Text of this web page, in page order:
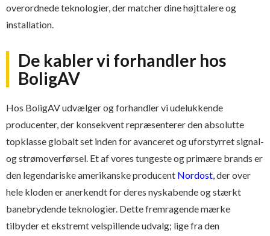
overordnede teknologier, der matcher dine højttalere og
installation.
De kabler vi forhandler hos
BoligAV
Hos BoligAV udvælger og forhandler vi udelukkende
producenter, der konsekvent repræsenterer den absolutte
topklasse globalt set inden for avanceret og uforstyrret signal-
og strømoverførsel. Et af vores tungeste og primære brands er
den legendariske amerikanske producent Nordost, der over
hele kloden er anerkendt for deres nyskabende og stærkt
banebrydende teknologier. Dette fremragende mærke
tilbyder et ekstremt velspillende udvalg; lige fra den